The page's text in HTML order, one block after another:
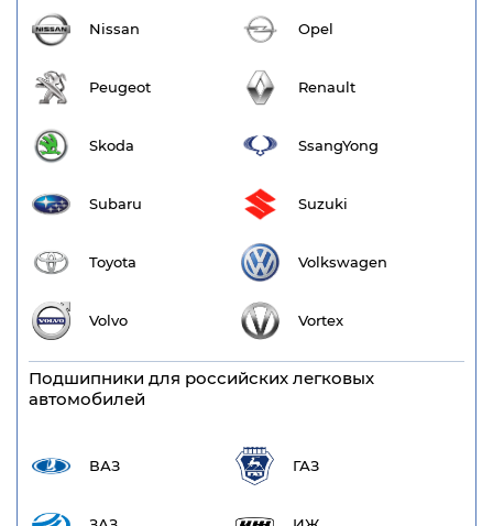
Nissan Opel
Peugeot Renault
Skoda SsangYong
Subaru Suzuki
Toyota Volkswagen
Volvo Vortex
Подшипники для российских легковых
автомобилей
ВАЗ ГАЗ